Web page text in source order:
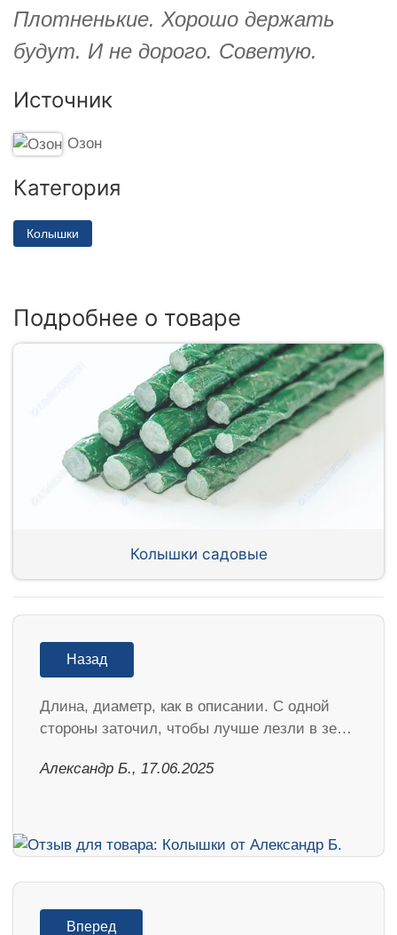
Плотненькие. Хорошо держать
будут. И не дорого. Советую.
Источник
Озон
Категория
Колышки
Подробнее о товаре
Колышки садовые
Назад
Длина, диаметр, как в описании. С одной
стороны заточил, чтобы лучше лезли в зе…
Александр Б., 17.06.2025
Вперед